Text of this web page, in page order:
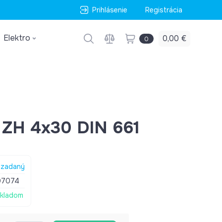
Prihlásenie Registrácia
Elektro 0 0,00 €
4x30 DIN 661